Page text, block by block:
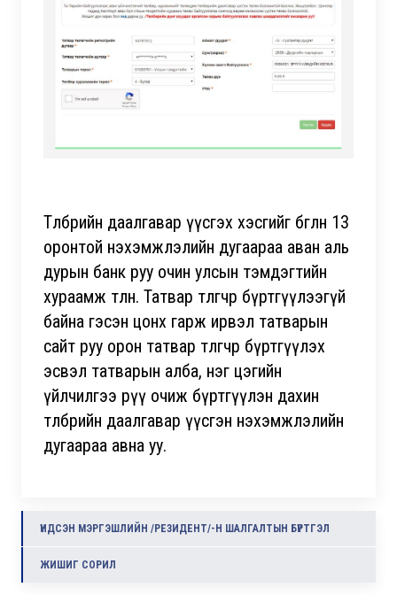
Төлбөрийн даалгавар үүсгэх хэсгийг бөглөн 13
оронтой нэхэмжлэлийн дугаараа аван аль
дурын банк руу очин улсын тэмдэгтийн
хураамж төлнө. Татвар төлөгчөөр бүртгүүлээгүй
байна гэсэн цонх гарж ирвэл татварын
сайт руу орон татвар төлөгчөөр бүртгүүлэх
эсвэл татварын алба, нэг цэгийн
үйлчилгээ рүү очиж бүртгүүлэн дахин
төлбөрийн даалгавар үүсгэн нэхэмжлэлийн
дугаараа авна уу.
ҮНДСЭН МЭРГЭШЛИЙН /РЕЗИДЕНТ/-Н ШАЛГАЛТЫН БҮРТГЭЛ
ЖИШИГ СОРИЛ